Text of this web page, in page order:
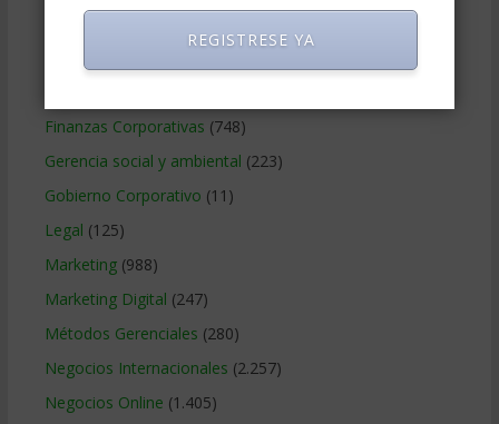
Finanzas Corporativas (748)
Gerencia social y ambiental (223)
Gobierno Corporativo (11)
Legal (125)
Marketing(988)
Marketing Digital (247)
Métodos Gerenciales (280)
Negocios Internacionales (2.257)
Negocios Online (1.405)
REGISTRESE YA